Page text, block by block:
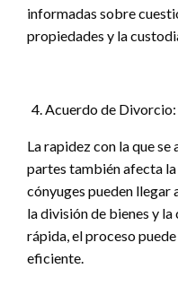
informadas sobre
propiedades y la
Acuerdo de Divorcio:
La rapidez con la que se
partes también afecta
cónyuges pueden llegar
la división de bienes y
rápida, el proceso
eficiente.